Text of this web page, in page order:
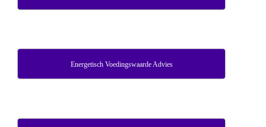
Energetisch Voedingswaarde Advies